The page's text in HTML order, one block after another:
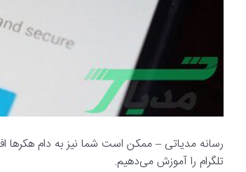
رسانه مدیاتی – ممکن است شما نیز به دام هکرها
تلگرام را آموزش می‌دهیم.